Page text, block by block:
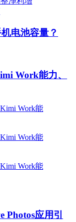
电池容量？
Work能力、
Photos应用引